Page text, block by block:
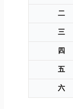
二
三
四
五
六